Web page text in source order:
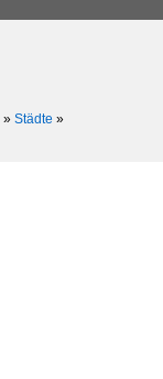
» Städte »